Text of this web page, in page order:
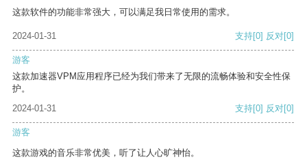
这款软件的功能非常强大，可以满足我日常使用的需求。
2024-01-31 支持[0] 反对[0]
游客
这款加速器VPM应用程序已经为我们带来了无限的流畅体验和安全性保
护。
2024-01-31
支持[0] 反对[0]
游客
这款游戏的音乐非常优美，听了让人心旷神怡。